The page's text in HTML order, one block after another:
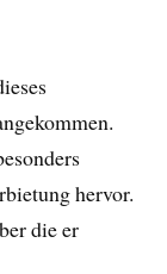
hervor.
die er